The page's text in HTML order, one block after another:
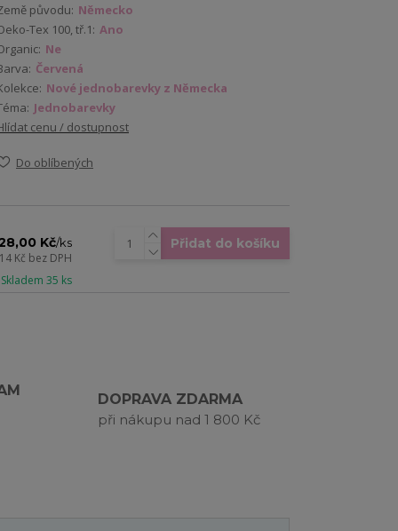
původu: Německo
Tex 100, tř.1: Ano
Ne
Červená
Nové jednobarevky z Německa
Jednobarevky
cenu / dostupnost
Do oblíbených
Kč/ks
Kč bez DPH
35 ks
Přidat do košíku
DOPRAVA ZDARMA
při nákupu nad 1 800 Kč